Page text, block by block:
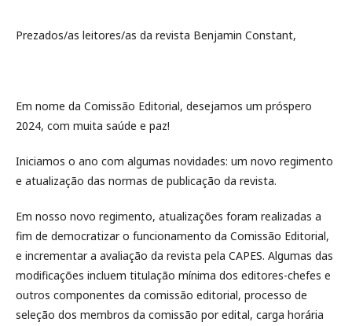
Prezados/as leitores/as da revista Benjamin Constant,
Em nome da Comissão Editorial, desejamos um próspero
2024, com muita saúde e paz!
Iniciamos o ano com algumas novidades: um novo regimento
e atualização das normas de publicação da revista.
Em nosso novo regimento, atualizações foram realizadas a
fim de democratizar o funcionamento da Comissão Editorial,
e incrementar a avaliação da revista pela CAPES. Algumas das
modificações incluem titulação mínima dos editores-chefes e
outros componentes da comissão editorial, processo de
seleção dos membros da comissão por edital, carga horária